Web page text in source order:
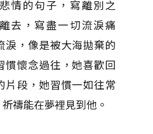
情的句子，寫離別之
去，寫盡一切流淚痛
淚，像是被大海拋棄的
慣懷念過往，她喜歡回
片段，她習慣一如往常
禱能在夢裡見到他。